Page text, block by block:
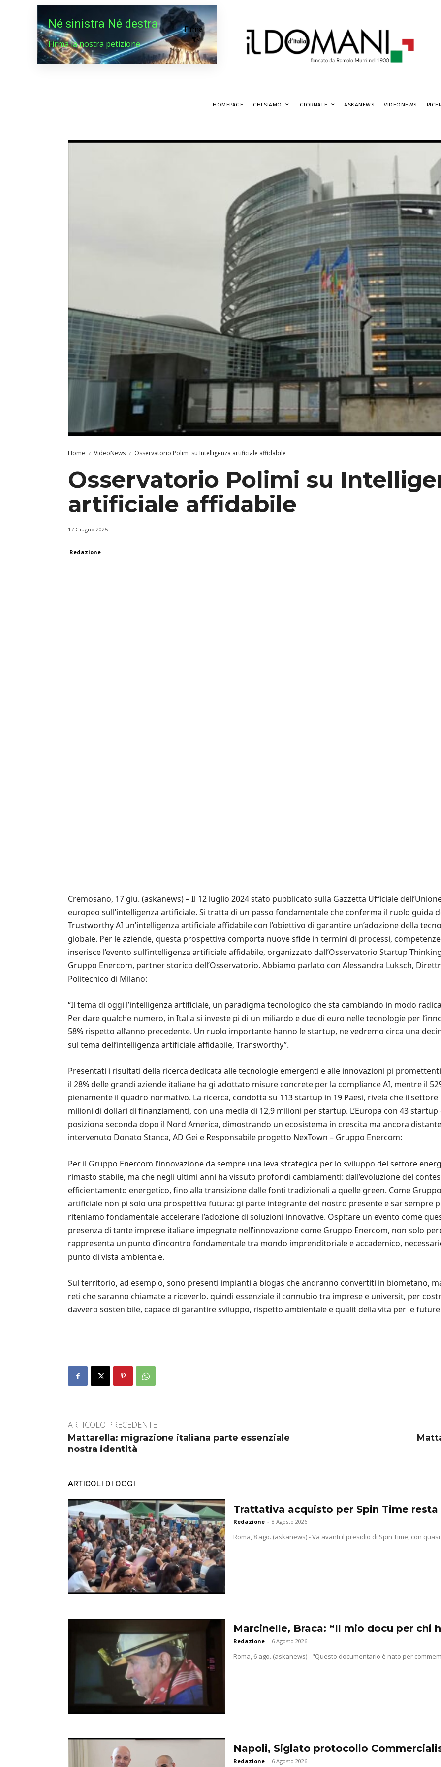
Né sinistra Né destra
Firma la nostra petizione
Firma
HOMEPAGE CHI SIAMO GIORNALE ASKANEWS VIDEONEWS
Home VideoNews Osservatorio Polimi su Intelligenza artificiale affidabile
Osservatorio Polimi su
artificiale affidabile
17 Giugno 2025
Redazione
Cremosano, 17 giu. (askanews) – Il 12 luglio 2024 stato pubblicato sulla Gazzetta Ufficiale
europeo sull’intelligenza artificiale. Si tratta di un passo fondamentale che conferma il ruolo guida
Trustworthy AI un’intelligenza artificiale affidabile con l’obiettivo di garantire un’adozione della
globale. Per le aziende, questa prospettiva comporta nuove sfide in termini di processi,
inserisce l’evento sull’intelligenza artificiale affidabile, organizzato dall’Osservatorio Startup
Gruppo Enercom, partner storico dell’Osservatorio. Abbiamo parlato con Alessandra Luksch,
Politecnico di Milano:
“Il tema di oggi l’intelligenza artificiale, un paradigma tecnologico che sta cambiando in modo
Per dare qualche numero, in Italia si investe pi di un miliardo e due di euro nelle tecnologie per
58% rispetto all’anno precedente. Un ruolo importante hanno le startup, ne vedremo circa una
sul tema dell’intelligenza artificiale affidabile, Transworthy”.
Presentati i risultati della ricerca dedicata alle tecnologie emergenti e alle innovazioni pi
il 28% delle grandi aziende italiane ha gi adottato misure concrete per la compliance AI, mentre il
pienamente il quadro normativo. La ricerca, condotta su 113 startup in 19 Paesi, rivela che il
milioni di dollari di finanziamenti, con una media di 12,9 milioni per startup. L’Europa con 43
posiziona seconda dopo il Nord America, dimostrando un ecosistema in crescita ma ancora
intervenuto Donato Stanca, AD Gei e Responsabile progetto NexTown – Gruppo Enercom:
Per il Gruppo Enercom l’innovazione da sempre una leva strategica per lo sviluppo del settore
rimasto stabile, ma che negli ultimi anni ha vissuto profondi cambiamenti: dall’evoluzione del
efficientamento energetico, fino alla transizione dalle fonti tradizionali a quelle green. Come
artificiale non pi solo una prospettiva futura: gi parte integrante del nostro presente e sar sempre
riteniamo fondamentale accelerare l’adozione di soluzioni innovative. Ospitare un evento come
presenza di tante imprese italiane impegnate nell’innovazione come Gruppo Enercom, non solo
rappresenta un punto d’incontro fondamentale tra mondo imprenditoriale e accademico,
punto di vista ambientale.
Sul territorio, ad esempio, sono presenti impianti a biogas che andranno convertiti in biometano,
reti che saranno chiamate a riceverlo. quindi essenziale il connubio tra imprese e universit, per
davvero sostenibile, capace di garantire sviluppo, rispetto ambientale e qualit della vita per le
ARTICOLO PRECEDENTE
Mattarella: migrazione italiana parte essenziale
nostra identità
ARTICOLI DI OGGI
Trattativa acquisto per Spin Time
Redazione - 8 Agosto 2026
Roma, 8 ago. (askanews) - Va avanti il presidio di Spin Time, con
Marcinelle, Braca: “Il mio docu per chi
Redazione - 6 Agosto 2026
Roma, 6 ago. (askanews) - "Questo documentario è nato per
Napoli, Siglato protocollo
Redazione - 6 Agosto 2026